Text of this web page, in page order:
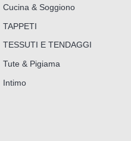
Cucina & Soggiono
TAPPETI
TESSUTI E TENDAGGI
Tute & Pigiama
Intimo